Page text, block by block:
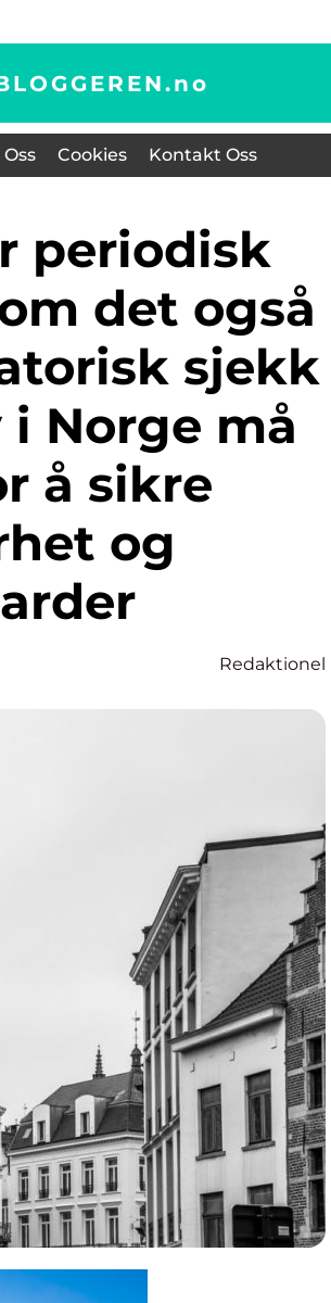
no
Cookies Kontakt Oss
det også
sjekk
Norge må
å sikre
og
Redaktionel